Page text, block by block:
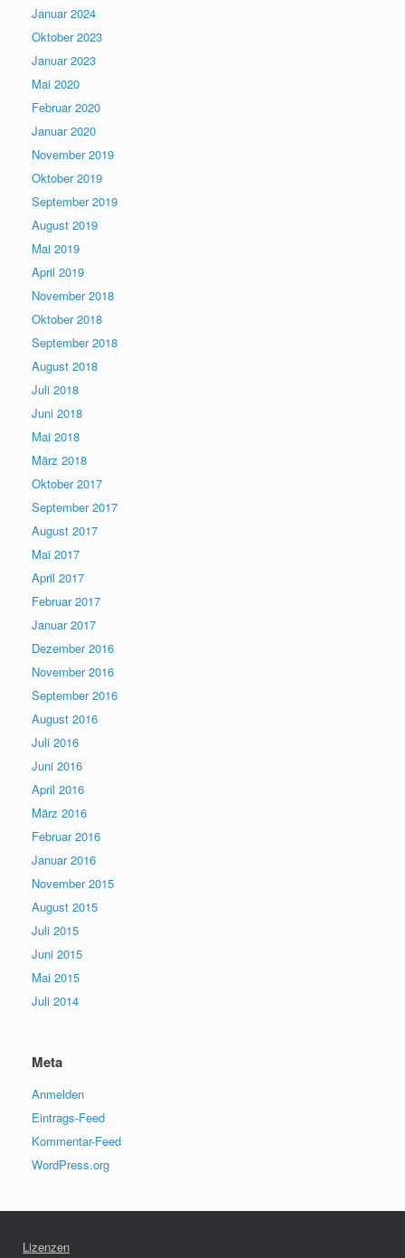
Januar 2024
Oktober 2023
Januar 2023
Mai 2020
Februar 2020
Januar 2020
November 2019
Oktober 2019
September 2019
August 2019
Mai 2019
April 2019
November 2018
Oktober 2018
September 2018
August 2018
Juli 2018
Juni 2018
Mai 2018
März 2018
Oktober 2017
September 2017
August 2017
Mai 2017
April 2017
Februar 2017
Januar 2017
Dezember 2016
November 2016
September 2016
August 2016
Juli 2016
Juni 2016
April 2016
März 2016
Februar 2016
Januar 2016
November 2015
August 2015
Juli 2015
Juni 2015
Mai 2015
Juli 2014
Meta
Anmelden
Eintrags-Feed
Kommentar-Feed
WordPress.org
Lizenzen